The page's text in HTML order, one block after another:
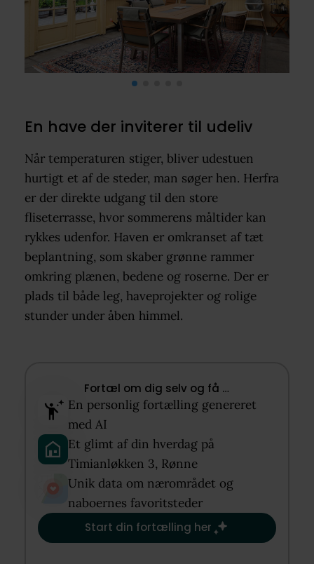
En have der inviterer til udeliv
Når temperaturen stiger, bliver udestuen
hurtigt et af de steder, man søger hen. Herfra
er der direkte udgang til den store
fliseterrasse, hvor sommerens måltider kan
rykkes udenfor. Haven er omkranset af tæt
beplantning, som skaber grønne rammer
omkring plænen, bedene og roserne. Der er
plads til både leg, haveprojekter og rolige
stunder under åben himmel.
Fortæl om dig selv og få …​
En personlig fortælling genereret
med AI​
Et glimt af din hverdag på
Timianløkken 3, Rønne​
Unik data om nærområdet og
naboernes favoritsteder​
Start din fortælling her